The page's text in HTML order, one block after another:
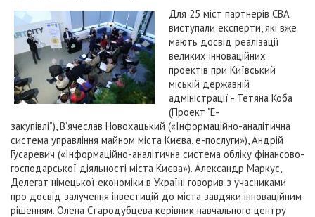
Для 25 міст партнерів СВА
виступали експерти, які вже
мають досвід реалізації
великих інноваційних
проектів при Київський
міській державній
адміністрації - Тетяна Коба
(Проект "Е-
закупівлі”), В’ячеслав Новохацький («Інформаційно-аналітична
система управління майном міста Києва, е-послуги»), Андрій
Гусаревич («Інформаційно-аналітична система обліку фінансово-
господарської діяльності міста Києва»). Александр Маркус,
Делегат німецької економіки в Україні говорив з учасниками
про досвід залучення інвестицій до міста завдяки інноваційним
рішенням. Олена Стародубцева керівник навчального центру